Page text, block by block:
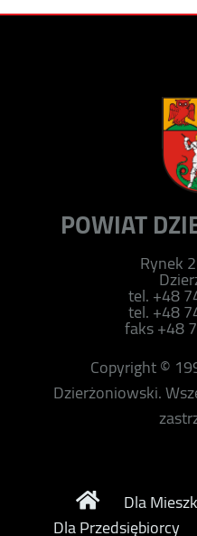
POWIAT
Rynek
tel. +48
tel. +48
faks +48
Copyright ©
Dzierżoniowski.
Dla
Dla Przedsiębiorcy